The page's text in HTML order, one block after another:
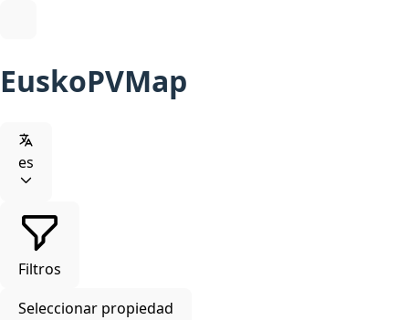
EuskoPVMap
es
Filtros
Seleccionar propiedad